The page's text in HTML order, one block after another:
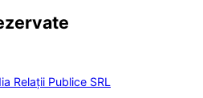
Relații Publice SRL